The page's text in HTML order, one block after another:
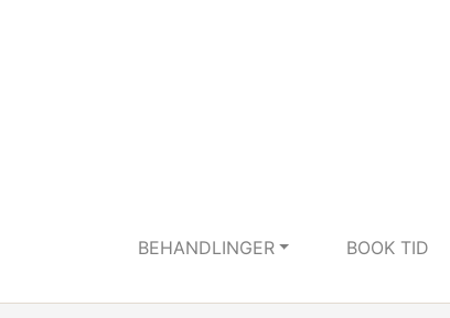
BEHANDLINGER BOOK TID